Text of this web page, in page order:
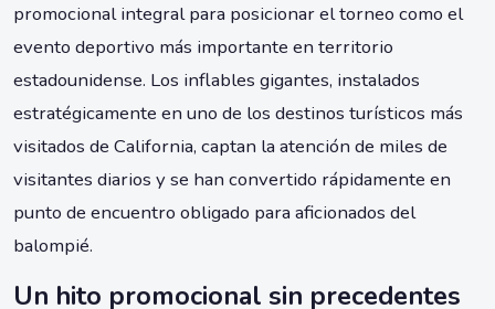
promocional integral para posicionar el torneo como el
evento deportivo más importante en territorio
estadounidense. Los inflables gigantes, instalados
estratégicamente en uno de los destinos turísticos más
visitados de California, captan la atención de miles de
visitantes diarios y se han convertido rápidamente en
punto de encuentro obligado para aficionados del
balompié.
Un hito promocional sin precedentes